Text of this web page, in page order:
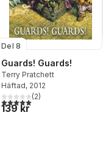
röster:
Del 8
Guards! Guards!
Terry Pratchett
Häftad, 2012
5,0utav 5 stjärnor. Totalt
(2)
139 kr